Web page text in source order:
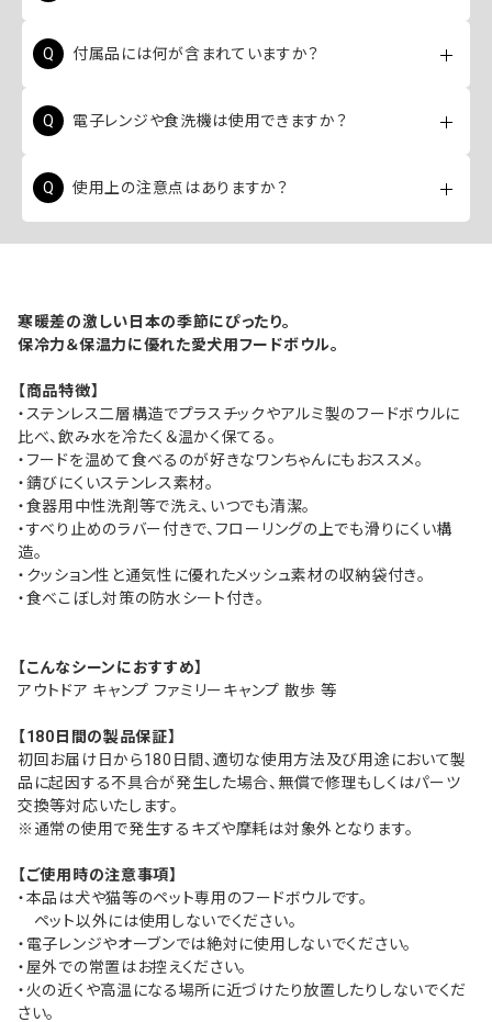
のシートは50×40cmです。重量は約0.7kgです。
付属品には何が含まれていますか？
ートと、通気性に優れたメッシュ素材の収納袋が付属し
電子レンジや食洗機は使用できますか？
できません。お手入れの際は中性洗剤を使用し、手洗い
使用上の注意点はありますか？
寒暖差の激しい日本の季節にぴったり。
保冷力＆保温力に優れた愛犬用フードボウル。
【商品特徴】
・ステンレス二層構造でプラスチックやアルミ製のフードボウルに
比べ、飲み水を冷たく＆温かく保てる。
・フードを温めて食べるのが好きなワンちゃんにもおススメ。
・錆びにくいステンレス素材。
・食器用中性洗剤等で洗え、いつでも清潔。
・すべり止めのラバー付きで、フローリングの上でも滑りにくい構
造。
・クッション性と通気性に優れたメッシュ素材の収納袋付き。
・食べこぼし対策の防水シート付き。
【こんなシーンにおすすめ】
アウトドア キャンプ ファミリーキャンプ 散歩 等
【180日間の製品保証】
初回お届け日から180日間、適切な使用方法及び用途において製
品に起因する不具合が発生した場合、無償で修理もしくはパーツ
交換等対応いたします。
※通常の使用で発生するキズや摩耗は対象外となります。
【ご使用時の注意事項】
・本品は犬や猫等のペット専用のフードボウルです。
ペット以外には使用しないでください。
・電子レンジやオーブンでは絶対に使用しないでください。
・屋外での常置はお控えください。
・火の近くや高温になる場所に近づけたり放置したりしないでくだ
さい。